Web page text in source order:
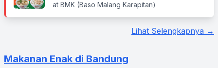
at BMK (Baso Malang Karapitan)
Lihat Selengkapnya →
Makanan Enak di Bandung